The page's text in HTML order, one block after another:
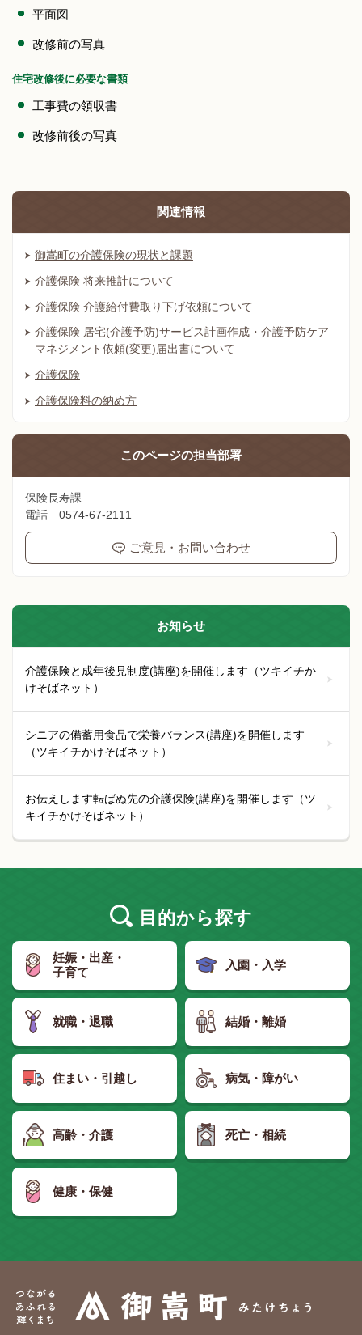
平面図
改修前の写真
住宅改修後に必要な書類
工事費の領収書
改修前後の写真
関連情報
御嵩町の介護保険の現状と課題
介護保険 将来推計について
介護保険 介護給付費取り下げ依頼について
介護保険 居宅(介護予防)サービス計画作成・介護予防ケア
マネジメント依頼(変更)届出書について
介護保険
介護保険料の納め方
このページの担当部署
保険長寿課
電話 0574-67-2111
ご意見・お問い合わせ
お知らせ
介護保険と成年後見制度(講座)を開催します（ツキイチか
けそばネット）
シニアの備蓄用食品で栄養バランス(講座)を開催します
（ツキイチかけそばネット）
お伝えします転ばぬ先の介護保険(講座)を開催します（ツ
キイチかけそばネット）
目的から探す
妊娠・出産・
子育て
入園・入学
就職・退職 結婚・離婚
住まい・引越し 病気・障がい
高齢・介護 死亡・相続
健康・保健